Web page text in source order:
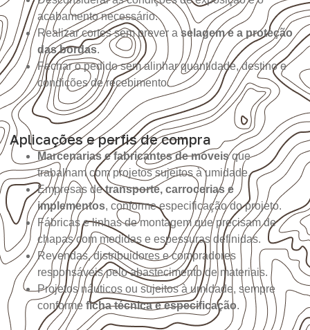
acabamento necessário.
Realizar cortes sem prever a selagem e a proteção
das bordas.
Fechar o pedido sem alinhar quantidade, destino e
condições de recebimento.
Aplicações e perfis de compra
Marcenarias e fabricantes de móveisque
trabalham com projetos sujeitos à umidade.
Empresas detransporte, carrocerias e
implementos, conforme especificação do projeto.
Fábricas e linhas de montagem que precisam de
chapas com medidas e espessuras definidas.
Revendas, distribuidores e compradores
responsáveis pelo abastecimento de materiais.
Projetos náuticos ou sujeitos à umidade, sempre
conforme ficha técnica e especificação.